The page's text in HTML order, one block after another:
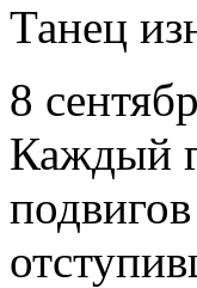
Танец
8
Каждый